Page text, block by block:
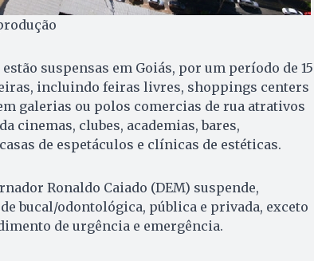
suspensas em Goiás, por um período de 15
incluindo feiras livres, shoppings centers
galerias ou polos comercias de rua atrativos
cinemas, clubes, academias, bares,
de espetáculos e clínicas de estéticas.
Ronaldo Caiado (DEM) suspende,
bucal/odontológica, pública e privada, exceto
de urgência e emergência.